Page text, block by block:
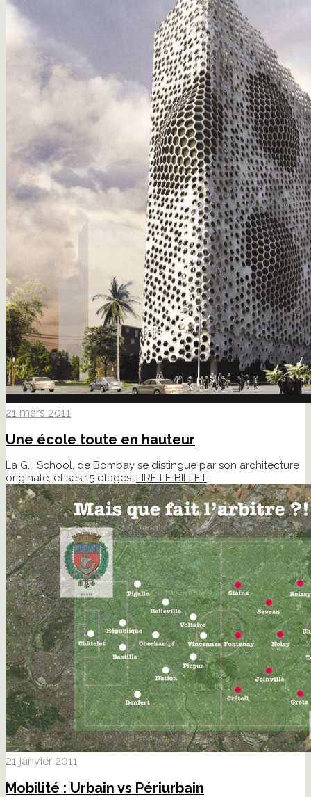
21 mars 2011
Une école toute en hauteur
La G.I. School, de Bombay se distingue par son architecture
originale, et ses 15 étages !LIRE LE BILLET
21 janvier 2011
Mobilité : Urbain vs Périurbain